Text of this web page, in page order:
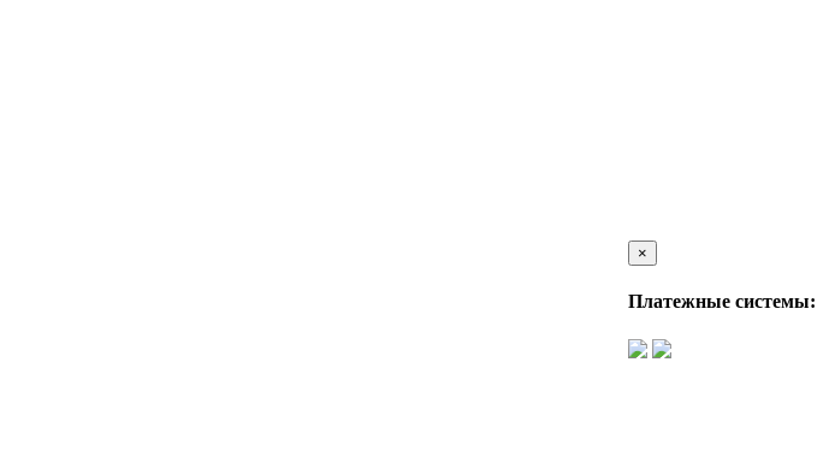
×
Платежные системы: